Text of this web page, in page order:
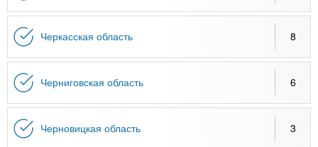
Черкасская область 8
Черниговская область 6
Черновицкая область 3